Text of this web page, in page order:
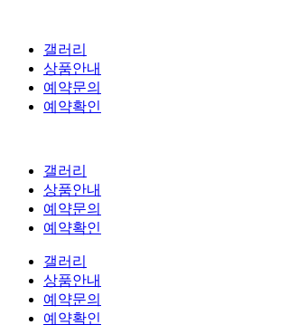
갤러리
상품안내
예약문의
예약확인
갤러리
상품안내
예약문의
예약확인
갤러리
상품안내
예약문의
예약확인